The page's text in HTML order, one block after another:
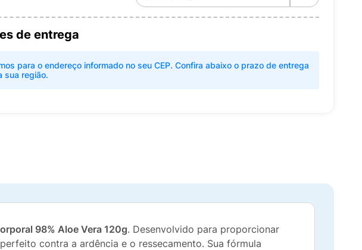
de entrega
para o endereço informado no seu CEP. Confira abaixo o prazo de entrega
sua região.
98% Aloe Vera 120g. Desenvolvido para proporcionar
contra a ardência e o ressecamento. Sua fórmula